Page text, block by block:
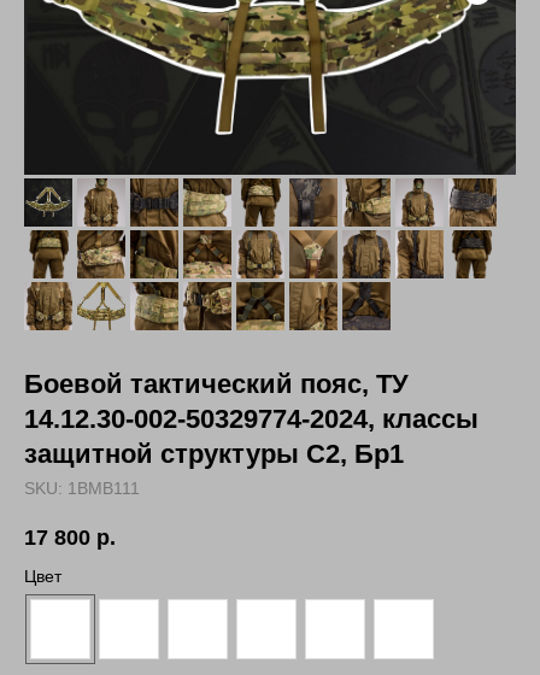
Боевой тактический пояс, ТУ
14.12.30-002-50329774-2024, классы
защитной структуры С2, Бр1
SKU: 1BMB111
17 800 р.
Цвет